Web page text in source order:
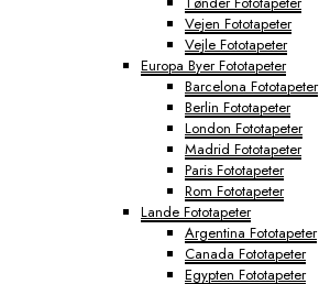
Vejen Fototapeter
Vejle Fototapeter
Europa Byer Fototapeter
Barcelona Fototapeter
Berlin Fototapeter
London Fototapeter
Madrid Fototapeter
Paris Fototapeter
Rom Fototapeter
Lande Fototapeter
Argentina Fototapeter
Canada Fototapeter
Egypten Fototapeter